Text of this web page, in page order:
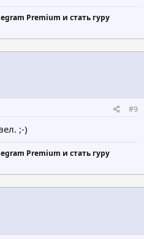
Premium и стать гуру
#9
;-)
Premium и стать гуру